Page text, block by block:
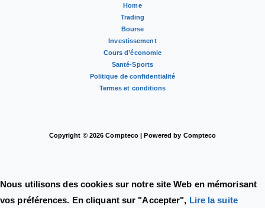
Home
Trading
Bourse
Investissement
Cours d’économie
Santé-Sports
Politique de confidentialité
Termes et conditions
Copyright © 2026 Compteco | Powered by Compteco
Nous utilisons des cookies sur notre site Web en mémorisant
vos préférences. En cliquant sur "Accepter", Lire la suite